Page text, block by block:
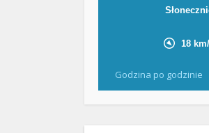
Godzina po godzinie